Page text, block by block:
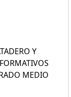
Y
MEDIO